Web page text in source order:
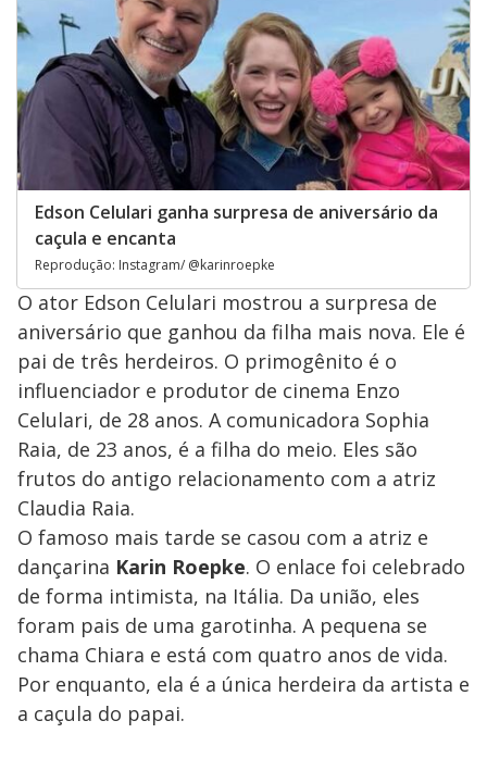
Edson Celulari ganha surpresa de aniversário da
caçula e encanta
Reprodução: Instagram/ @karinroepke
O ator Edson Celulari mostrou a surpresa de
aniversário que ganhou da filha mais nova. Ele é
pai de três herdeiros. O primogênito é o
influenciador e produtor de cinema Enzo
Celulari, de 28 anos. A comunicadora Sophia
Raia, de 23 anos, é a filha do meio. Eles são
frutos do antigo relacionamento com a atriz
Claudia Raia.
O famoso mais tarde se casou com a atriz e
dançarina Karin Roepke. O enlace foi celebrado
de forma intimista, na Itália. Da união, eles
foram pais de uma garotinha. A pequena se
chama Chiara e está com quatro anos de vida.
Por enquanto, ela é a única herdeira da artista e
a caçula do papai.